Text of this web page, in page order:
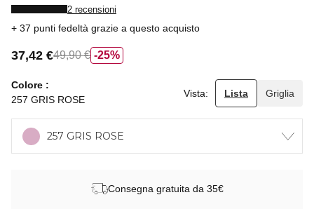
2 recensioni
37 punti fedeltà grazie a questo acquisto
25%
37,42 €49,90 €
Colore
257 GRIS ROSE
Vista: Lista Griglia
257 GRIS ROSE
Consegna gratuita da 35€